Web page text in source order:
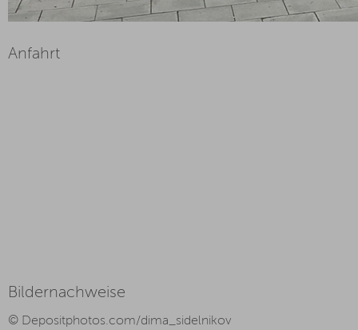
Anfahrt
Bildernachweise
© Depositphotos.com/dima_sidelnikov